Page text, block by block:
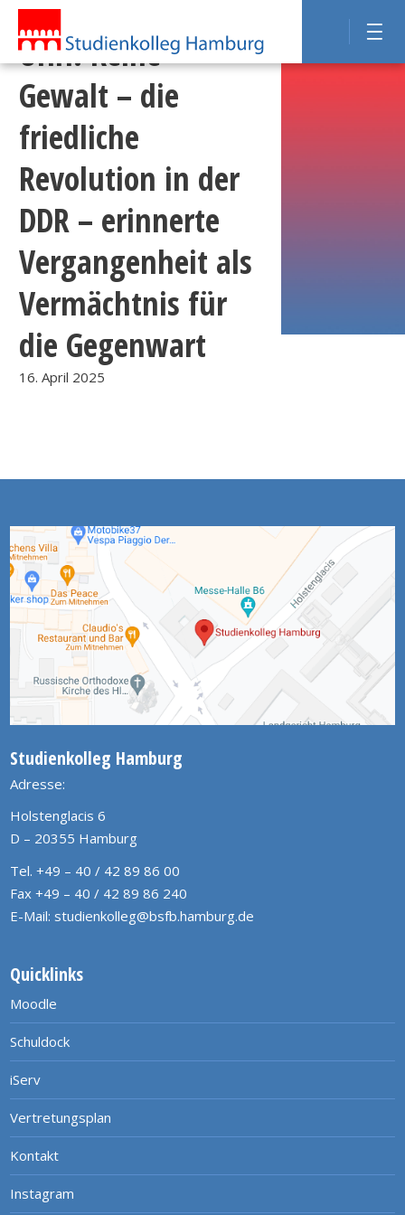
UHH: Keine
Gewalt – die
friedliche
Revolution in der
DDR – erinnerte
Vergangenheit als
Vermächtnis für
die Gegenwart
16. April 2025
Studienkolleg Hamburg
Adresse:
Holstenglacis 6
D – 20355 Hamburg
Tel. +49 – 40 / 42 89 86 00
Fax +49 – 40 / 42 89 86 240
E-Mail: studienkolleg@bsfb.hamburg.de
Quicklinks
Moodle
Schuldock
iServ
Vertretungsplan
Kontakt
Instagram